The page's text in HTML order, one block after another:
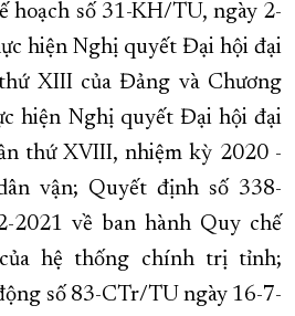
hoạch số 31-KH/TU, ngày 2-
hiện Nghị quyết Đại hội đại
XIII của Đảng và Chương
hiện Nghị quyết Đại hội đại
thứ XVIII, nhiệm kỳ 2020 -
vận; Quyết định số 338-
2021 về ban hành Quy chế
hệ thống chính trị tỉnh;
số 83-CTr/TU ngày 16-7-